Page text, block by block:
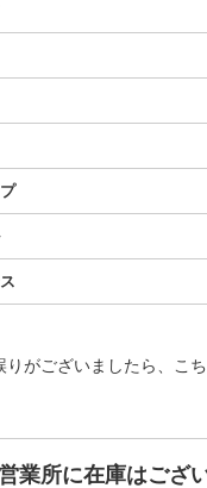
りがございましたら、こ
業所に在庫はござ